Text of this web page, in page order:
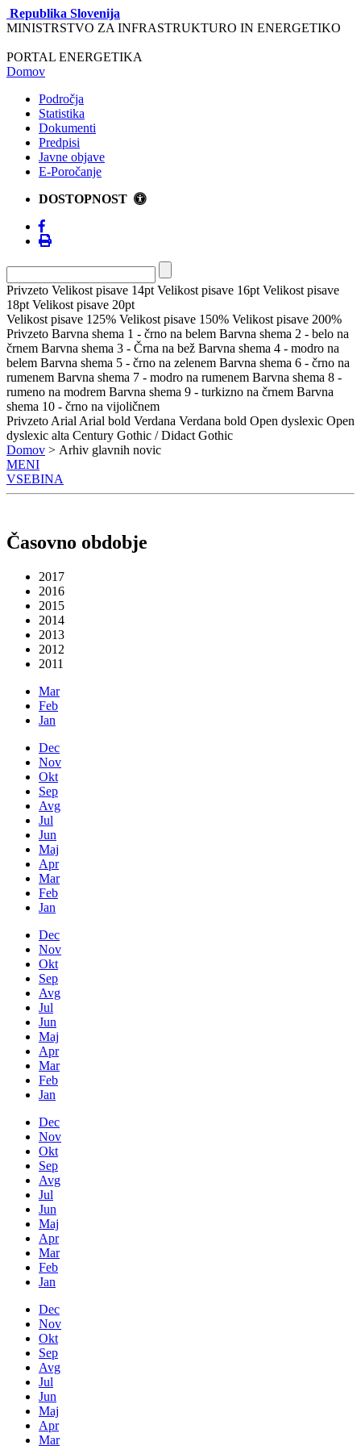
Republika Slovenija
MINISTRSTVO ZA INFRASTRUKTURO IN ENERGETIKO
PORTAL ENERGETIKA
Domov
Področja
Statistika
Dokumenti
Predpisi
Javne objave
E-Poročanje
DOSTOPNOST
Privzeto Velikost pisave 14pt Velikost pisave 16pt Velikost pisave
18pt Velikost pisave 20pt
Velikost pisave 125% Velikost pisave 150% Velikost pisave 200%
Privzeto Barvna shema 1 - črno na belem Barvna shema 2 - belo na
črnem Barvna shema 3 - Črna na bež Barvna shema 4 - modro na
belem Barvna shema 5 - črno na zelenem Barvna shema 6 - črno na
rumenem Barvna shema 7 - modro na rumenem Barvna shema 8 -
rumeno na modrem Barvna shema 9 - turkizno na črnem Barvna
shema 10 - črno na vijoličnem
Privzeto Arial Arial bold Verdana Verdana bold Open dyslexic Open
dyslexic alta Century Gothic / Didact Gothic
Domov > Arhiv glavnih novic
MENI
VSEBINA
Časovno obdobje
2017
2016
2015
2014
2013
2012
2011
Mar
Feb
Jan
Dec
Nov
Okt
Sep
Avg
Jul
Jun
Maj
Apr
Mar
Feb
Jan
Dec
Nov
Okt
Sep
Avg
Jul
Jun
Maj
Apr
Mar
Feb
Jan
Dec
Nov
Okt
Sep
Avg
Jul
Jun
Maj
Apr
Mar
Feb
Jan
Dec
Nov
Okt
Sep
Avg
Jul
Jun
Maj
Apr
Mar